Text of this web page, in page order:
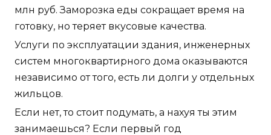
млн руб. Заморозка еды сокращает время на
готовку, но теряет вкусовые качества.
Услуги по эксплуатации здания, инженерных
систем многоквартирного дома оказываются
независимо от того, есть ли долги у отдельных
жильцов.
Если нет, то стоит подумать, а нахуя ты этим
занимаешься? Если первый год